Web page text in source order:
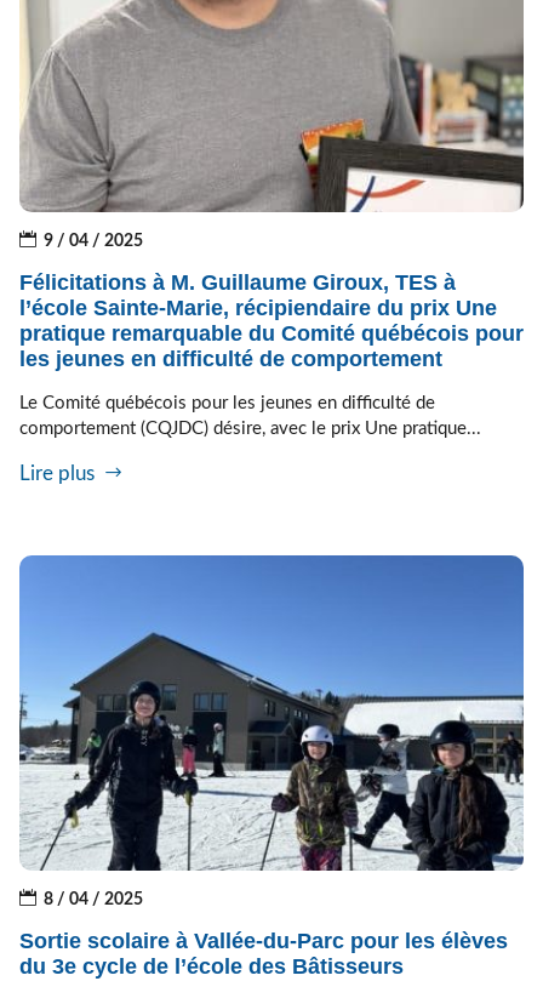
9 / 04 / 2025
Félicitations à M. Guillaume Giroux, TES à
l’école Sainte-Marie, récipiendaire du prix Une
pratique remarquable du Comité québécois pour
les jeunes en difficulté de comportement
Le Comité québécois pour les jeunes en difficulté de
comportement (CQJDC) désire, avec le prix Une pratique...
Lire plus
8 / 04 / 2025
Sortie scolaire à Vallée-du-Parc pour les élèves
du 3e cycle de l’école des Bâtisseurs